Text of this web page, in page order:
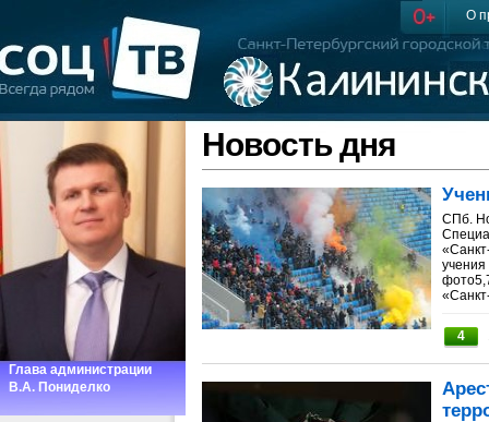
О
Глава администрации
В.А. Пониделко
Новость дня
СПб.
учения
4